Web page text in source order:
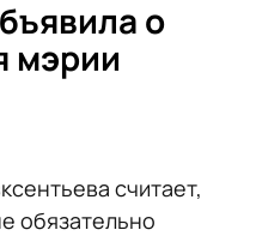
о
мэрии
считает,
обязательно